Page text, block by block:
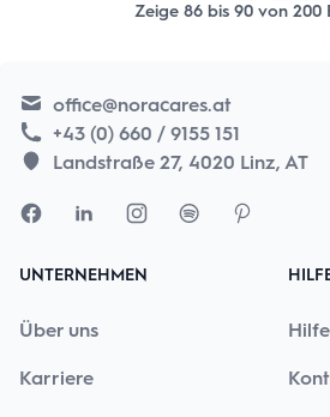
Zeige 86bis 90von 200
office@noracares.at
+43 (0) 660 / 9155 151
Landstraße 27, 4020 Linz, AT
UNTERNEHMEN
Über uns
Karriere
Hilfe